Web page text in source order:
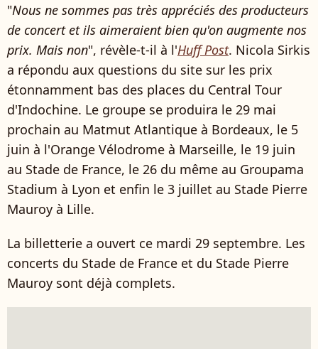
"Nous ne sommes pas très appréciés des producteurs
de concert et ils aimeraient bien qu'on augmente nos
prix. Mais non", révèle-t-il à l'Huff Post. Nicola Sirkis
a répondu aux questions du site sur les prix
étonnamment bas des places du Central Tour
d'Indochine. Le groupe se produira le 29 mai
prochain au Matmut Atlantique à Bordeaux, le 5
juin à l'Orange Vélodrome à Marseille, le 19 juin
au Stade de France, le 26 du même au Groupama
Stadium à Lyon et enfin le 3 juillet au Stade Pierre
Mauroy à Lille.
La billetterie a ouvert ce mardi 29 septembre. Les
concerts du Stade de France et du Stade Pierre
Mauroy sont déjà complets.